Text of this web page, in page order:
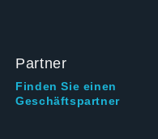
Partner
Finden Sie einen
Geschäftspartner